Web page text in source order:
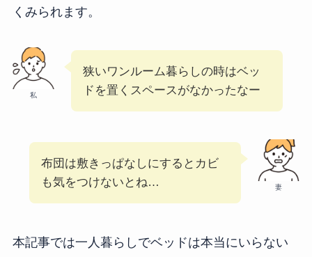
くみられます。
私
狭いワンルーム暮らしの時はベッ
ドを置くスペースがなかったなー
妻
布団は敷きっぱなしにするとカビ
も気をつけないとね…
本記事では一人暮らしでベッドは本当にいらない